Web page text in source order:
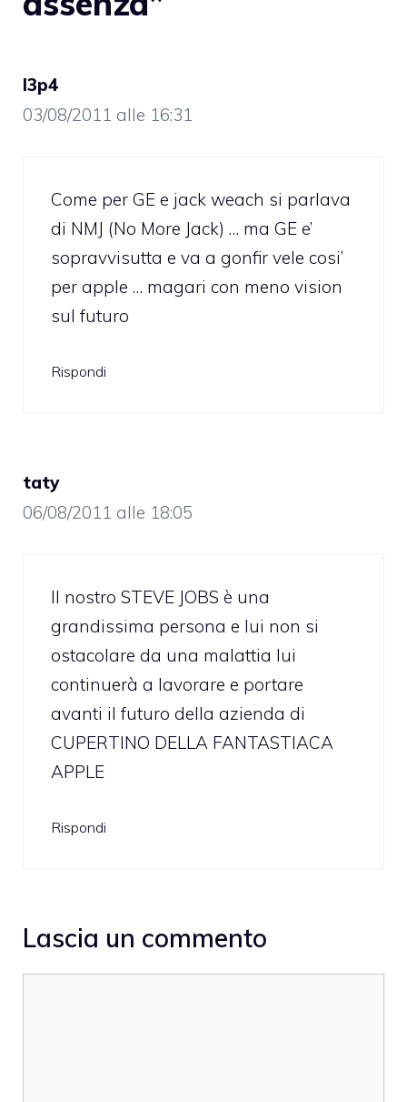
l3p4
03/08/2011 alle 16:31
Come per GE e jack weach si parlava
di NMJ (No More Jack) … ma GE e’
sopravvisutta e va a gonfir vele cosi’
per apple … magari con meno vision
sul futuro
Rispondi
taty
06/08/2011 alle 18:05
Il nostro STEVE JOBS è una
grandissima persona e lui non si
ostacolare da una malattia lui
continuerà a lavorare e portare
avanti il futuro della azienda di
CUPERTINO DELLA FANTASTIACA
APPLE
Rispondi
Lascia un commento